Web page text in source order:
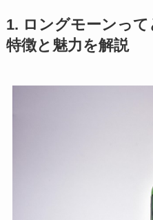
1. ロングモーンっ
特徴と魅力を解説